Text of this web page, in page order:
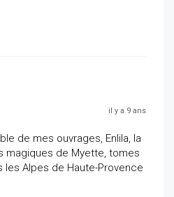
il y a 9 ans
de mes ouvrages, Enlila, la
magiques de Myette, tomes
les Alpes de Haute-Provence